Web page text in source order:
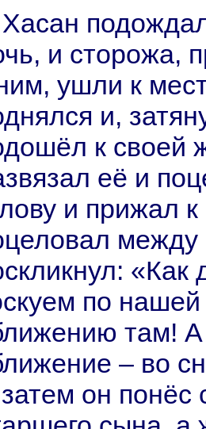
и сторожа,
ушли к
и,
к своей
её и
и прижал
между
«Как
по
там!
– во
он понёс